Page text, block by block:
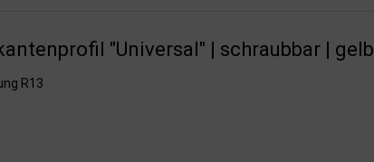
"Universal" | schraubbar | gelb
R13